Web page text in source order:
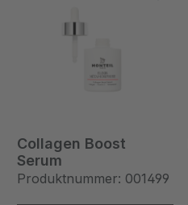
Collagen Boost
Serum
Produktnummer: 001499